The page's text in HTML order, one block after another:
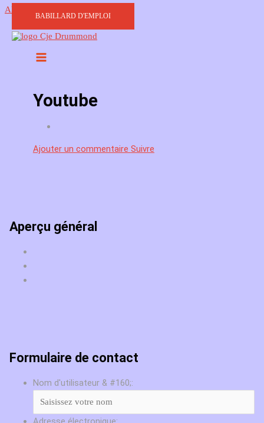
Aller au contenu
BABILLARD D'EMPLOI
Youtube
Ajouter un commentaire Suivre
Aperçu général
Formulaire de contact
Nom d'utilisateur & #160;: